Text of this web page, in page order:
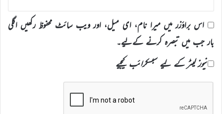
اس براؤزر میں میرا نام، ای میل، اور ویب سائٹ محفوظ رکھیں اگلی
بار جب میں تبصرہ کرنے کےلیے۔
نیوز لیٹر کے لیے سبسکرائب کیجیے